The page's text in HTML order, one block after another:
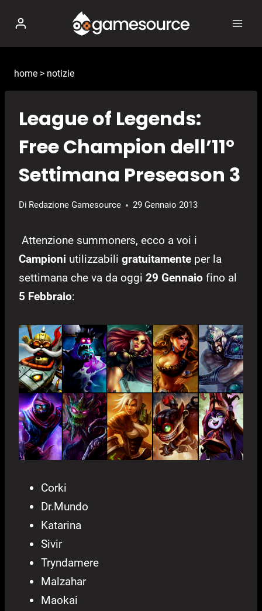
contenuto
home > notizie
League of Legends:
Free Champion dell’11°
Settimana Preseason 3
Di Redazione Gamesource 29 Gennaio 2013
Attenzione summoners, ecco a voi i
Campioni utilizzabili gratuitamente per la
settimana che va da oggi 29 Gennaio fino al
5 Febbraio:
Corki
Dr.Mundo
Katarina
Sivir
Tryndamere
Malzahar
Maokai